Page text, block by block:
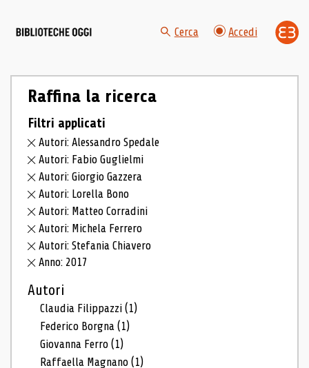
Cerca Accedi
Raffina la ricerca
Filtri applicati
Autori: Alessandro Spedale
Autori: Fabio Guglielmi
Autori: Giorgio Gazzera
Autori: Lorella Bono
Autori: Matteo Corradini
Autori: Michela Ferrero
Autori: Stefania Chiavero
Anno: 2017
Autori
Claudia Filippazzi(1)
Federico Borgna(1)
Giovanna Ferro(1)
Raffaella Magnano(1)